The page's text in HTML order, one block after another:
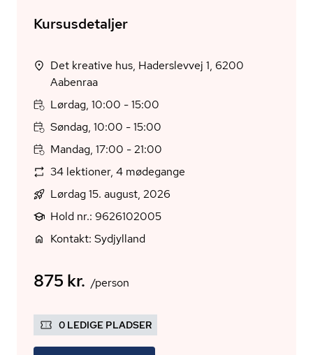
Kursusdetaljer
Det kreative hus, Haderslevvej 1, 6200
Aabenraa
Lørdag, 10:00 - 15:00
Søndag, 10:00 - 15:00
Mandag, 17:00 - 21:00
34 lektioner, 4 mødegange
Lørdag 15. august, 2026
Hold nr.: 9626102005
Kontakt: Sydjylland
875 kr. /person
0 LEDIGE PLADSER